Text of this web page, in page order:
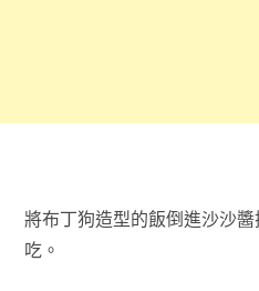
將布丁狗造型的飯倒進沙沙
吃。